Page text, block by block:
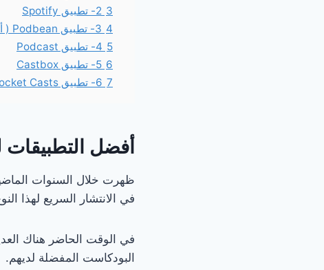
3 2- تطبيق Spotify
4 3- تطبيق Podbean ( أفضل التطبيقات للاستماع إلى البودكاست )
5 4- تطبيق Podcast
6 5- تطبيق Castbox
7 6- تطبيق Pocket Casts
أفضل التطبيقات
ظهرت خلال السنوات
في الانتشار السريع لهذا
في الوقت الحاضر هناك
البودكاست المفضلة لديهم.